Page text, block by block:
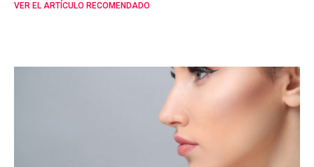
VER EL ARTÍCULO RECOMENDADO